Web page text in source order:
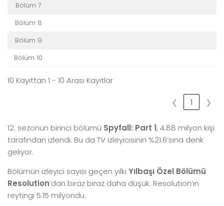
Bölüm 7
Bölüm 8
Bölüm 9
Bölüm 10
10 Kayıttan 1 - 10 Arası Kayıtlar
❮ 1 ❯
12. sezonun birinci bölümü Spyfall: Part 1, 4.88 milyon kişi
tarafından izlendi. Bu da TV izleyicisinin %21.6’sına denk
geliyor.
Bölümün izleyici sayısı geçen yılki Yılbaşı Özel Bölümü
Resolution‘dan biraz biraz daha düşük. Resolution’ın
reytingi 5.15 milyondu.